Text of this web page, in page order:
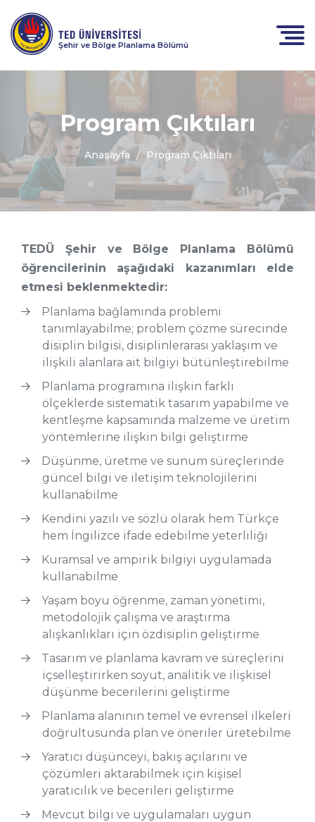
Şehir ve Bölge Planlama Bölümü
Program Çıktıları
Anasayfa Program Çıktıları
TEDÜ Şehir ve Bölge Planlama Bölümü
öğrencilerinin aşağıdaki kazanımları elde
etmesi beklenmektedir:
Planlama bağlamında problemi
tanımlayabilme; problem çözme sürecinde
disiplin bilgisi, disiplinlerarası yaklaşım ve
ilişkili alanlara ait bilgiyi bütünleştirebilme
Planlama programına ilişkin farklı
ölçeklerde sistematik tasarım yapabilme ve
kentleşme kapsamında malzeme ve üretim
yöntemlerine ilişkin bilgi geliştirme
Düşünme, üretme ve sunum süreçlerinde
güncel bilgi ve iletişim teknolojilerini
kullanabilme
Kendini yazılı ve sözlü olarak hem Türkçe
hem İngilizce ifade edebilme yeterliliği
Kuramsal ve ampirik bilgiyi uygulamada
kullanabilme
Yaşam boyu öğrenme, zaman yönetimi,
metodolojik çalışma ve araştırma
alışkanlıkları için özdisiplin geliştirme
Tasarım ve planlama kavram ve süreçlerini
içselleştirirken soyut, analitik ve ilişkisel
düşünme becerilerini geliştirme
Planlama alanının temel ve evrensel ilkeleri
doğrultusunda plan ve öneriler üretebilme
Yaratıcı düşünceyi, bakış açılarını ve
çözümleri aktarabilmek için kişisel
yaratıcılık ve becerileri geliştirme
Mevcut bilgi ve uygulamaları uygun